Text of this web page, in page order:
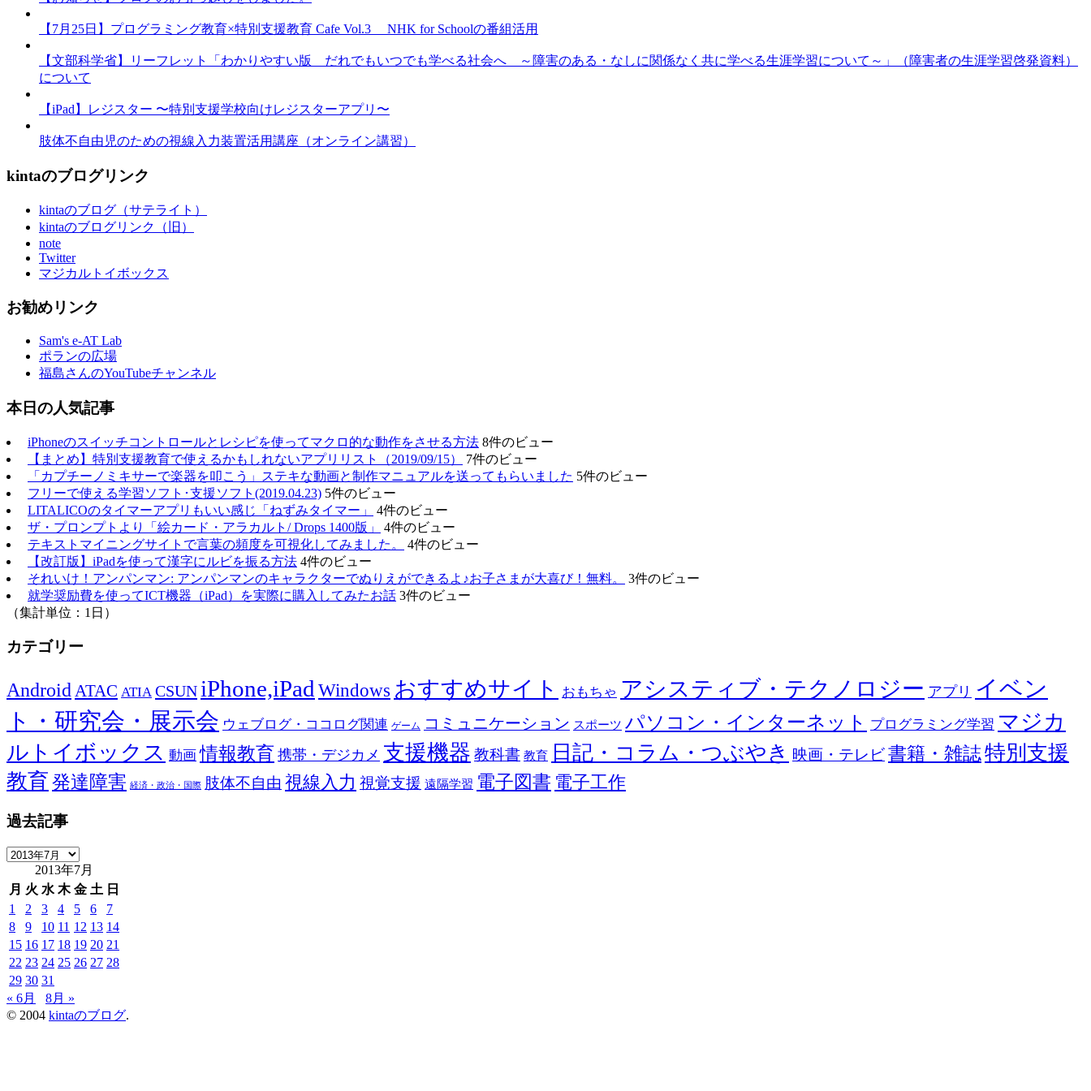
【7月25日】プログラミング教育×特別支援教育 Cafe Vol.3 NHK for Schoolの番組活用
【文部科学省】リーフレット「わかりやすい版 だれでもいつでも学べる社会へ ～障害のある・なしに関係なく共に学べる生涯学習について～」（障害者の生涯学習啓発資料）
について
【iPad】レジスター 〜特別支援学校向けレジスターアプリ〜
肢体不自由児のための視線入力装置活用講座（オンライン講習）
kintaのブログリンク
kintaのブログ（サテライト）
kintaのブログリンク（旧）
note
Twitter
マジカルトイボックス
お勧めリンク
Sam's e-AT Lab
ポランの広場
福島さんのYouTubeチャンネル
本日の人気記事
iPhoneのスイッチコントロールとレシピを使ってマクロ的な動作をさせる方法 8件のビュー
【まとめ】特別支援教育で使えるかもしれないアプリリスト（2019/09/15）
7件のビュー
「カプチーノミキサーで楽器を叩こう」ステキな動画と制作マニュアルを送ってもらいました 5件のビュー
フリーで使える学習ソフト･支援ソフト(2019.04.23) 5件のビュー
LITALICOのタイマーアプリもいい感じ「ねずみタイマー」
4件のビュー
ザ・プロンプトより「絵カード・アラカルト/ Drops 1400版」
4件のビュー
テキストマイニングサイトで言葉の頻度を可視化してみました。
4件のビュー
【改訂版】iPadを使って漢字にルビを振る方法 4件のビュー
それいけ！アンパンマン: アンパンマンのキャラクターでぬりえができるよ♪お子さまが大喜び！無料。
3件のビュー
就学奨励費を使ってICT機器（iPad）を実際に購入してみたお話 3件のビュー
（集計単位：1日）
カテゴリー
Android ATAC ATIA CSUN iPhone,iPad Windows おすすめサイト おもちゃ アシスティブ・テクノロジー アプリ イベン
ト・研究会・展示会 ウェブログ・ココログ関連 ゲーム コミュニケーション スポーツ パソコン・インターネット プログラミング学習 マジカ
ルトイボックス 動画 情報教育 携帯・デジカメ 支援機器 教科書 教育 日記・コラム・つぶやき 映画・テレビ書籍・雑誌特別支援
教育発達障害 経済・政治・国際 肢体不自由 視線入力 視覚支援 遠隔学習 電子図書 電子工作
過去記事
過
記
事
2013年7月
月 火 水 木 金 土 日
1
2 3 4 5 6
7
8
9 10 11 12 13 14
15 16 17 18 19 20 21
22 23 24 25 26 27 28
29 30 31
« 6月
8月 »
© 2004 kintaのブログ.